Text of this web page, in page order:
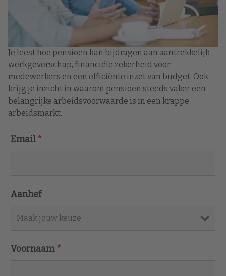
Je leest hoe pensioen kan bijdragen aan aantrekkelijk
werkgeverschap, financiële zekerheid voor
medewerkers en een efficiënte inzet van budget. Ook
krijg je inzicht in waarom pensioen steeds vaker een
belangrijke arbeidsvoorwaarde is in een krappe
arbeidsmarkt.
Email *
Aanhef
Voornaam *